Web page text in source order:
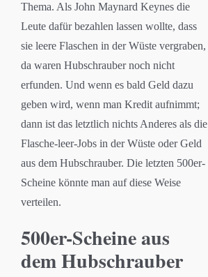
Thema. Als John Maynard Keynes die
Leute dafür bezahlen lassen wollte, dass
sie leere Flaschen in der Wüste vergraben,
da waren Hubschrauber noch nicht
erfunden. Und wenn es bald Geld dazu
geben wird, wenn man Kredit aufnimmt;
dann ist das letztlich nichts Anderes als die
Flasche-leer-Jobs in der Wüste oder Geld
aus dem Hubschrauber. Die letzten 500er-
Scheine könnte man auf diese Weise
verteilen.
500er-Scheine aus
dem Hubschrauber